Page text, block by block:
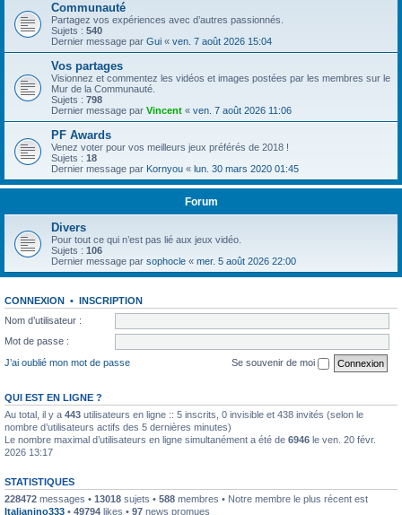
Communauté
Partagez vos expériences avec d’autres passionnés.
Sujets : 540
Dernier message par Gui « ven. 7 août 2026 15:04
Vos partages
Visionnez et commentez les vidéos et images postées par les membres sur le
Mur de la Communauté.
Sujets : 798
Dernier message par Vincent « ven. 7 août 2026 11:06
PF Awards
Venez voter pour vos meilleurs jeux préférés de 2018 !
Sujets : 18
Dernier message par Kornyou « lun. 30 mars 2020 01:45
Forum
Divers
Pour tout ce qui n’est pas lié aux jeux vidéo.
Sujets : 106
Dernier message par sophocle « mer. 5 août 2026 22:00
CONNEXION • INSCRIPTION
Nom d’utilisateur :
Mot de passe :
J’ai oublié mon mot de passe
Se souvenir de moi
QUI EST EN LIGNE ?
Au total, il y a 443 utilisateurs en ligne :: 5 inscrits, 0 invisible et 438 invités (selon le
nombre d’utilisateurs actifs des 5 dernières minutes)
Le nombre maximal d’utilisateurs en ligne simultanément a été de 6946 le ven. 20 févr.
2026 13:17
STATISTIQUES
228472 messages • 13018 sujets • 588 membres • Notre membre le plus récent est
Italianino333 • 49794 likes • 97 news promues